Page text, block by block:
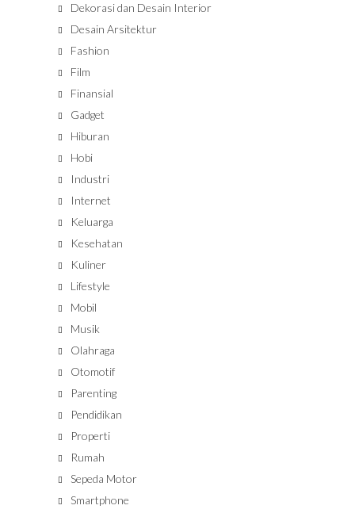
Dekorasi dan Desain Interior
Desain Arsitektur
Fashion
Film
Finansial
Gadget
Hiburan
Hobi
Industri
Internet
Keluarga
Kesehatan
Kuliner
Lifestyle
Mobil
Musik
Olahraga
Otomotif
Parenting
Pendidikan
Properti
Rumah
Sepeda Motor
Smartphone